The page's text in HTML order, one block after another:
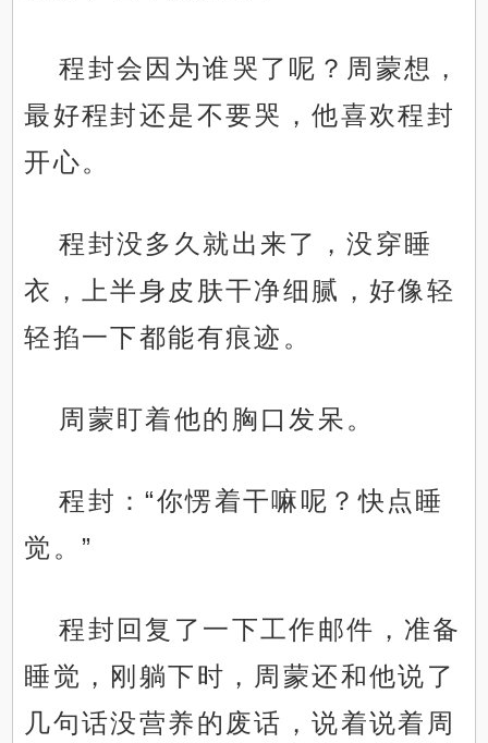
程封会因为谁哭了呢？周蒙想，
最好程封还是不要哭，他喜欢程封
开心。
程封没多久就出来了，没穿睡
衣，上半身皮肤干净细腻，好像轻
轻掐一下都能有痕迹。
周蒙盯着他的胸口发呆。
程封：“你愣着干嘛呢？快点睡
觉。”
程封回复了一下工作邮件，准备
睡觉，刚躺下时，周蒙还和他说了
几句话没营养的废话，说着说着周